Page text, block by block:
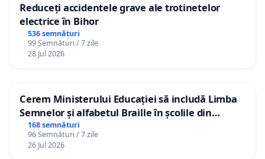
Reduceți accidentele grave ale trotinetelor
electrice în Bihor
536 semnături
99 Semnături / 7 zile
28 Jul 2026
Cerem Ministerului Educației să includă Limba
Semnelor și alfabetul Braille în școlile din
Republica Moldova!
168 semnături
96 Semnături / 7 zile
26 Jul 2026